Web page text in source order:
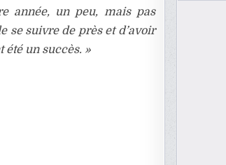
année, un peu, mais pas
se suivre de près et d’avoir
été un succès. »